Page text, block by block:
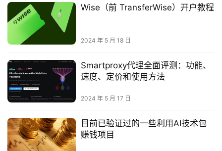
Wise（前 TransferWise）开户教程
2024 年 5 月 18 日
Smartproxy代理全面评测：功能、
速度、定价和使用方法
2024 年 5 月 17 日
目前已验证过的一些利用AI技术包
赚钱项目